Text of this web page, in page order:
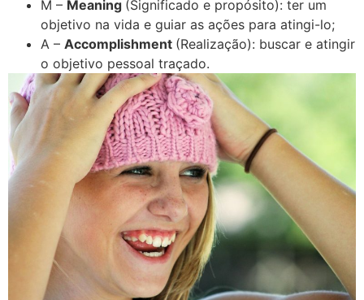
M – Meaning (Significado e propósito): ter um
objetivo na vida e guiar as ações para atingi-lo;
A – Accomplishment (Realização): buscar e atingir
o objetivo pessoal traçado.